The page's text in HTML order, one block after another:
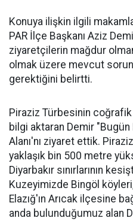
Konuya ilişkin ilgili
PAR İlçe Başkanı Aziz
ziyaretçilerin mağdur
olmak üzere mevcut sorun
gerektiğini belirtti.
Piraziz Türbesinin coğrafik
bilgi aktaran Demir
Alanı'nı ziyaret ettik.
yaklaşık bin 500 metre
Diyarbakır sınırlarının
Kuzeyimizde Bingöl
Elazığ'ın Arıcak ilçesine
anda bulunduğumuz alan